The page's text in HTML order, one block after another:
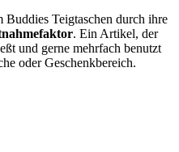
Teigtaschen durch ihre
. Ein Artikel, der
und gerne mehrfach benutzt
oder Geschenkbereich.